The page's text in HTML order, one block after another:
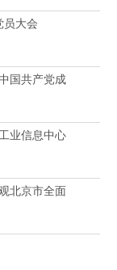
员大会
国共产党成
业信息中心
北京市全面